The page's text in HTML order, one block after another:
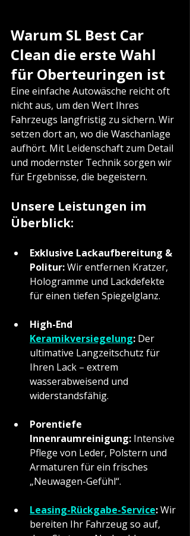
Warum SL Best Car
Clean die erste Wahl
für Oberteuringen ist
Eine einfache Autowäsche reicht oft
nicht aus, um den Wert Ihres
Fahrzeugs langfristig zu sichern. Wir
setzen dort an, wo die Waschanlage
aufhört. Mit Leidenschaft zum Detail
und modernster Technik sorgen wir
für Ergebnisse, die begeistern.
Unsere Leistungen im
Überblick:
Exklusive Lackaufbereitung &
Politur: Wir entfernen Kratzer,
Hologramme und Lackdefekte
für einen tiefen Spiegelglanz.
High-End
Keramikversiegelung: Der
ultimative Langzeitschutz für
Ihren Lack – extrem
wasserabweisend und
widerstandsfähig.
Porentiefe
Innenraumreinigung: Intensive
Pflege von Leder, Polstern und
Armaturen für ein frisches
„Neuwagen-Gefühl“.
Leasing-Rückgabe-Service: Wir
bereiten Ihr Fahrzeug so auf,